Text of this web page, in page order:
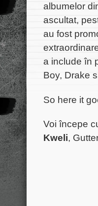
albumelor
ascultat,
au fost
a include în
Boy, Drake
So here it
Voi începe
Kweli,